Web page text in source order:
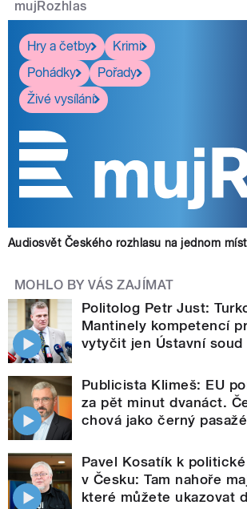
mujRozhlas
Hry a četby
Krimi
Pohádky
Pořady
Živé vysílání
Audiosvět Českého rozhlasu na jednom
MOHLO BY VÁS ZAJÍMAT
Politolog Petr Just:
Mantinely kompetencí
vytyčit jen Ústavní soud
Publicista Klimeš: EU
za pět minut dvanáct.
chová jako černý
Pavel Kosatík k
v Česku: Tam nahoře
které můžete ukazovat